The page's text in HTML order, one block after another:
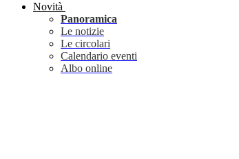
Novità
Panoramica
Le notizie
Le circolari
Calendario eventi
Albo online